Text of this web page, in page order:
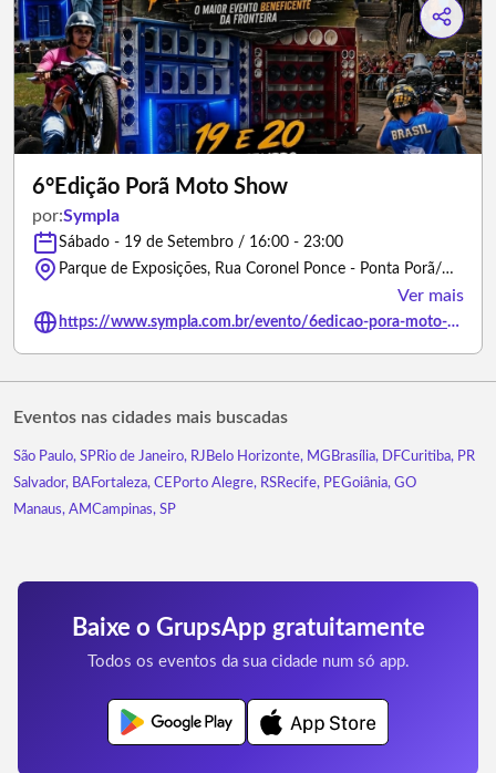
6°Edição Porã Moto Show
por:Sympla
Sábado - 19 de Setembro / 16:00 - 23:00
Parque de Exposições, Rua Coronel Ponce - Ponta Porã/Mato Grosso do Sul
Ver mais
https://www.sympla.com.br/evento/6edicao-pora-moto-show/3492088
Eventos nas cidades mais buscadas
São Paulo, SPRio de Janeiro, RJ Belo Horizonte, MG Brasília, DFCuritiba, PR
Salvador, BAFortaleza, CE Porto Alegre, RSRecife, PEGoiânia, GO
Manaus, AMCampinas, SP
Baixe o GrupsApp gratuitamente
Todos os eventos da sua cidade num só app.